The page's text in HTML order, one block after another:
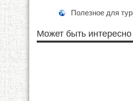
Полезное для
Может быть интересно